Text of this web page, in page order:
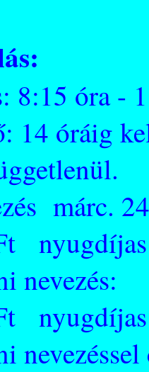
8:15 óra -
14 óráig
márc.